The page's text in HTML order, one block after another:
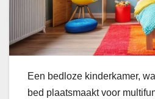
Een bedloze kinderkamer,
bed plaatsmaakt voor